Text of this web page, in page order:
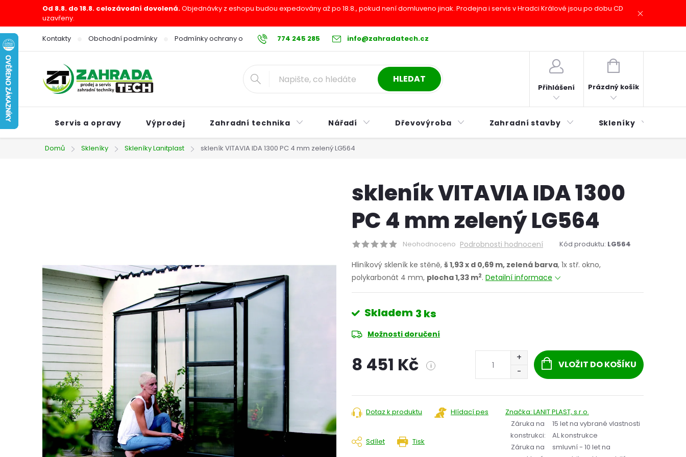
obsah
Od 8.8. do 18.8. celozávodní dovolená.Objednávky z eshopu budou expedovány až po 18.8., pokud není domluveno jinak. Prodejna i servis v Hradci Králové jsou po dobu CD
uzavřeny.
774 245 285 info@zahradatech.cz
Kontakty Obchodní podmínky Podmínky ochrany osobních údajů Reklamační řád Postup při nákupu na splátky ESSOX
HLEDAT
Přihlášení
NÁKUPNÍ
Prázdný košík
Servis a opravy Výprodej Zahradní technika Nářadí Dřevovýroba Zahradní stavby Skleníky
Domů Skleníky Skleníky Lanitplast skleník VITAVIA IDA 1300 PC 4 mm zelený LG564
skleník VITAVIA IDA 1300
PC 4 mm zelený LG564
Neohodnoceno Podrobnosti hodnocení Kód produktu: LG564
Hliníkový skleník ke stěně, š 1,93 x d 0,69 m, zelená barva, 1x stř. okno,
polykarbonát 4 mm, plocha 1,33 m2. Detailní informace
Skladem 3 ks
Možnosti doručení
8 451 Kč i VLOŽIT DO KOŠÍKU
Tisk
Dotaz k produktu Hlídací pes
Sdílet
Značka: LANIT PLAST, s.r.o.
Záruka na
konstrukci:
15 let na vybrané vlastnosti
AL konstrukce
Záruka na
smluvní - 10 let na